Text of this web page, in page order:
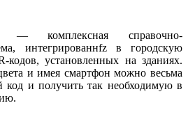
— комплексная справочно-
интегрированнfz в городскую
установленных на зданиях.
и имея смартфон можно весьма
и получить так необходимую в